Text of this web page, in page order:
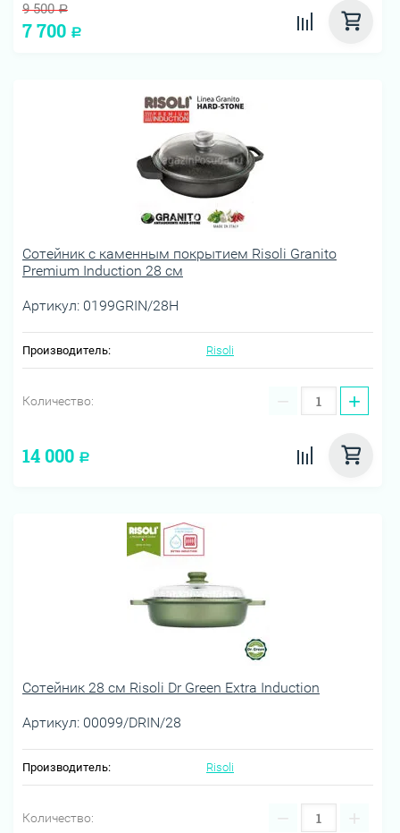
9 500 Р
7 700 Р
Сотейник с каменным покрытием Risoli Granito
Premium Induction 28 см
Артикул: 0199GRIN/28H
Производитель: Risoli
Количество: − +
14 000 Р
Сотейник 28 см Risoli Dr Green Extra Induction
Артикул: 00099/DRIN/28
Производитель: Risoli
Количество: − +